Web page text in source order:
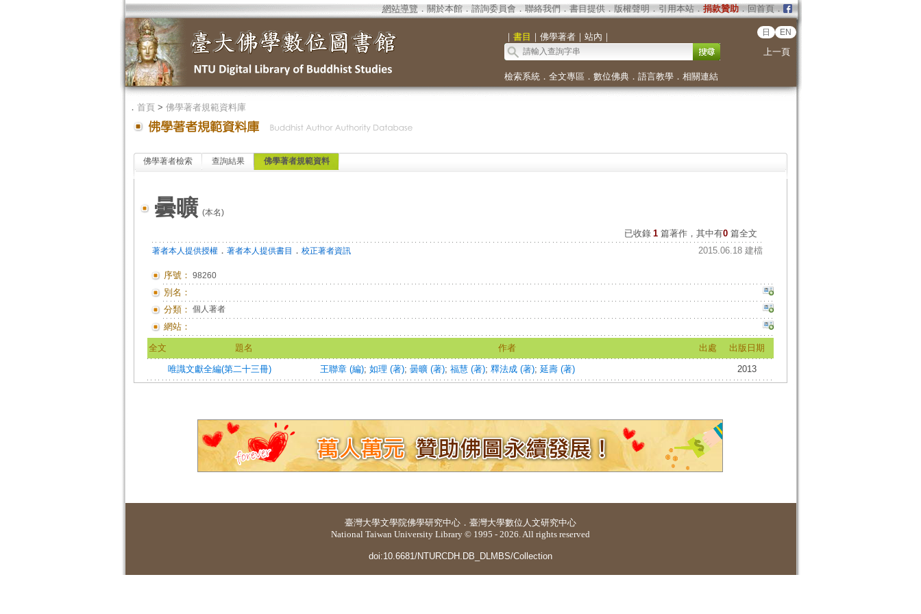
網站導覽 ． 關於本館． 諮詢委員會． 聯絡我們 ． 書目提供． 版權聲明 ． 引用本站． 捐款贊助．回首頁．
｜ 書目 ｜ 佛學著者｜ 站內 ｜ 日 EN
上一頁
檢索系統． 全文專區 ． 數位佛典． 語言教學． 相關連結
． 首頁> 佛學著者規範資料庫
佛學著者檢索 查詢結果 佛學著者規範資料
曇曠 (本名)
已收錄 1 篇著作，其中有0篇全文
著者本人提供授權． 著者本人提供書目 ． 校正著者資訊 2015.06.18 建檔
序號： 98260
別名：
分類： 個人著者
網站：
全文 題名 作者 出處 出版日期
唯識文獻全編(第二十三冊) 王聯章 (編); 如理 (著); 曇曠 (著); 福慧 (著); 釋法成 (著); 延壽 (著) 2013
臺灣大學文學院佛學研究中心 ． 臺灣大學數位人文研究中心
National Taiwan University Library © 1995 - 2026. All rights reserved
doi:10.6681/NTURCDH.DB_DLMBS/Collection